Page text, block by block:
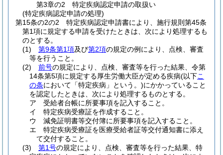
第3章の2
特定疾病認定申請の取扱い
(特定疾病認定申請の処理)
第15条の2の2
特定疾病認定申請書により、施行規則第45条
第1項に規定する申請を受けたときは、次により処理するも
のとする。
(1)
第9条第1項及び第2項の規定の例により、点検、審査
等を行うこと。
(2)
前号の規定により、点検、審査等を行った結果、令第
14条第5項に規定する厚生労働大臣が定める疾病(以下こ
の条において「特定疾病」という。)にかかっていること
を認定したときは、次により処理するものとする。
ア
受給者台帳に所要事項を記入すること。
イ
特定疾病受療証を作成すること。
ウ
減免証明書等交付簿に所要事項を記入すること。
エ
特定疾病受療証を医療受給者証等交付通知書に添え
て交付すること。
(3)
第1号の規定により、点検、審査等を行った結果、特